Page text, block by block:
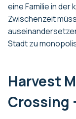
eine Familie in der
Zwischenzeit
Stadt zu
Harvest
Crossing